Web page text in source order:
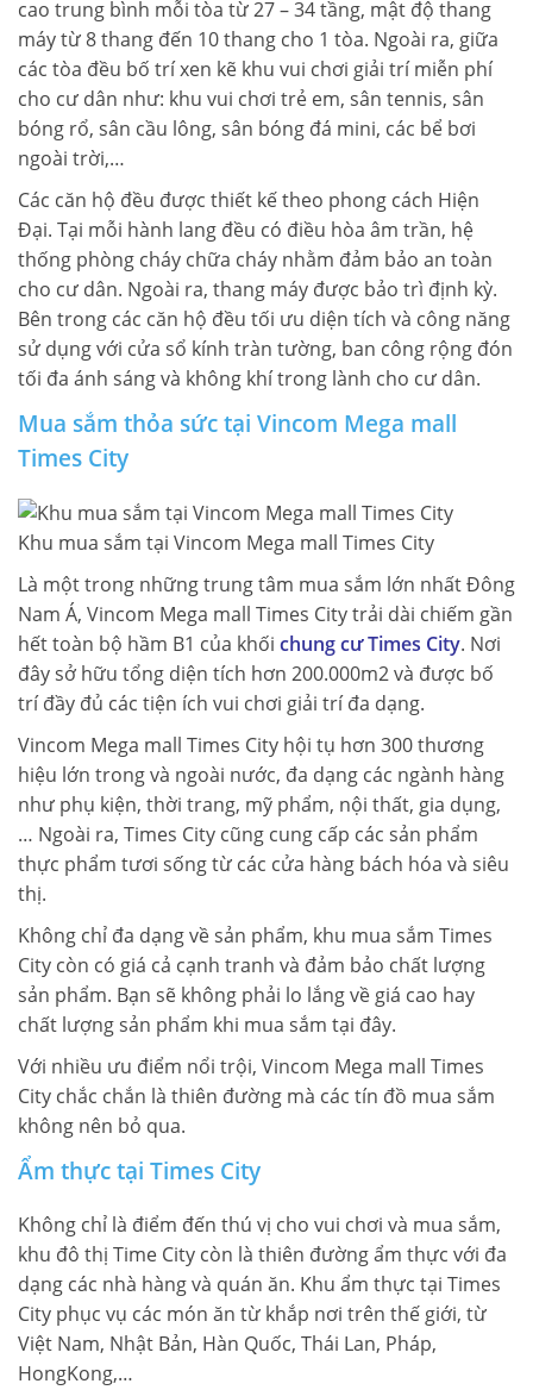
cao trung bình mỗi tòa từ 27 – 34 tầng, mật độ thang
máy từ 8 thang đến 10 thang cho 1 tòa. Ngoài ra, giữa
các tòa đều bố trí xen kẽ khu vui chơi giải trí miễn phí
cho cư dân như: khu vui chơi trẻ em, sân tennis, sân
bóng rổ, sân cầu lông, sân bóng đá mini, các bể bơi
ngoài trời,…
Các căn hộ đều được thiết kế theo phong cách Hiện
Đại. Tại mỗi hành lang đều có điều hòa âm trần, hệ
thống phòng cháy chữa cháy nhằm đảm bảo an toàn
cho cư dân. Ngoài ra, thang máy được bảo trì định kỳ.
Bên trong các căn hộ đều tối ưu diện tích và công năng
sử dụng với cửa sổ kính tràn tường, ban công rộng đón
tối đa ánh sáng và không khí trong lành cho cư dân.
Mua sắm thỏa sức tại Vincom Mega mall
Times City
Khu mua sắm tại Vincom Mega mall Times City
Là một trong những trung tâm mua sắm lớn nhất Đông
Nam Á, Vincom Mega mall Times City trải dài chiếm gần
hết toàn bộ hầm B1 của khối chung cư Times City. Nơi
đây sở hữu tổng diện tích hơn 200.000m2 và được bố
trí đầy đủ các tiện ích vui chơi giải trí đa dạng.
Vincom Mega mall Times City hội tụ hơn 300 thương
hiệu lớn trong và ngoài nước, đa dạng các ngành hàng
như phụ kiện, thời trang, mỹ phẩm, nội thất, gia dụng,
… Ngoài ra, Times City cũng cung cấp các sản phẩm
thực phẩm tươi sống từ các cửa hàng bách hóa và siêu
thị.
Không chỉ đa dạng về sản phẩm, khu mua sắm Times
City còn có giá cả cạnh tranh và đảm bảo chất lượng
sản phẩm. Bạn sẽ không phải lo lắng về giá cao hay
chất lượng sản phẩm khi mua sắm tại đây.
Với nhiều ưu điểm nổi trội, Vincom Mega mall Times
City chắc chắn là thiên đường mà các tín đồ mua sắm
không nên bỏ qua.
Ẩm thực tại Times City
Không chỉ là điểm đến thú vị cho vui chơi và mua sắm,
khu đô thị Time City còn là thiên đường ẩm thực với đa
dạng các nhà hàng và quán ăn. Khu ẩm thực tại Times
City phục vụ các món ăn từ khắp nơi trên thế giới, từ
Việt Nam, Nhật Bản, Hàn Quốc, Thái Lan, Pháp,
HongKong,…